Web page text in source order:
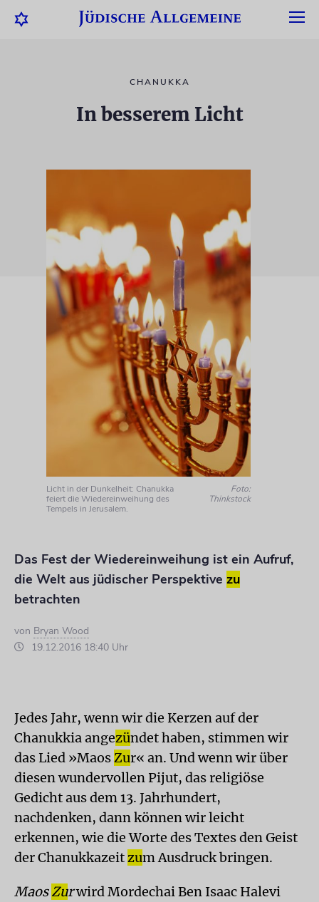
CHANUKKA
In besserem Licht
Licht in der Dunkelheit: Chanukka
feiert die Wiedereinweihung des
Tempels in Jerusalem.
Foto:
Thinkstock
Das Fest der Wiedereinweihung ist ein Aufruf,
die Welt aus jüdischer Perspektive zu
betrachten
von Bryan Wood
19.12.2016 18:40 Uhr
Jedes Jahr, wenn wir die Kerzen auf der
Chanukkia angezündet haben, stimmen wir
das Lied »Maos Zur« an. Und wenn wir über
diesen wundervollen Pijut, das religiöse
Gedicht aus dem 13. Jahrhundert,
nachdenken, dann können wir leicht
erkennen, wie die Worte des Textes den Geist
der Chanukkazeit zum Ausdruck bringen.
MaosZurwird Mordechai Ben Isaac Halevi